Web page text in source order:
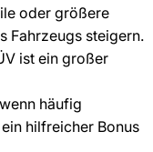
oder größere
Fahrzeugs steigern.
ist ein großer
häufig
hilfreicher Bonus